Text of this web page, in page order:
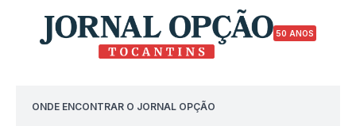
50 ANOS
ONDE ENCONTRAR O JORNAL OPÇÃO